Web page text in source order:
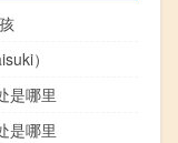
）
是哪里
是哪里